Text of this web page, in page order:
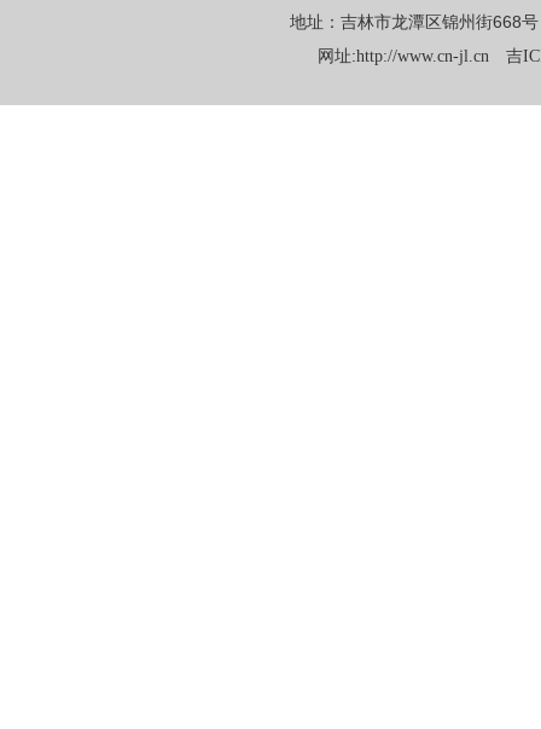
地址：吉林市龙潭区锦州街
网址:http://www.cn-jl.cn 吉